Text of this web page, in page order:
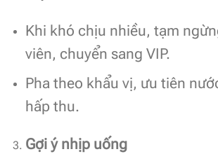
Khi khó chịu nhiều, tạm
viên, chuyển sang VIP.
Pha theo khẩu vị, ưu tiên
hấp thu.
Gợi ý nhịp uống